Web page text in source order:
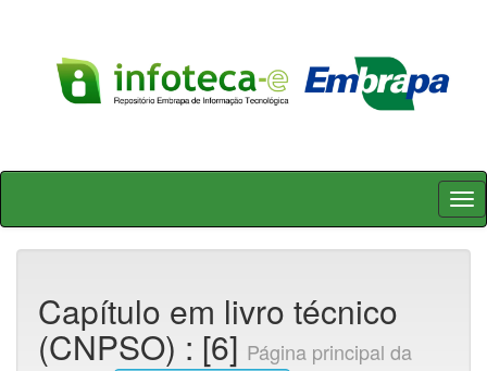
Skip
Capítulo em livro técnico
(CNPSO) : [6] Página principal da